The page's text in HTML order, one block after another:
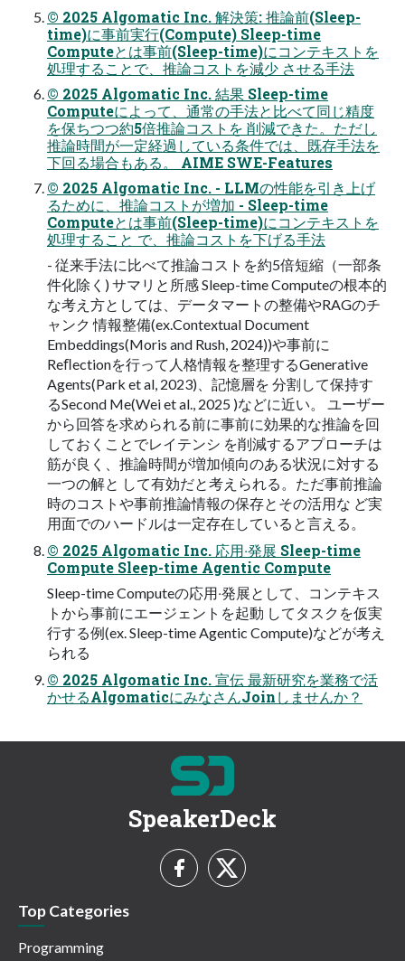
© 2025 Algomatic Inc. 解決策: 推論前(Sleep-
time)に事前実⾏(Compute) Sleep-time
Computeとは事前(Sleep-time)にコンテキストを
処理することで、推論コストを減少 させる⼿法
© 2025 Algomatic Inc. 結果 Sleep-time
Computeによって、通常の⼿法と⽐べて同じ精度
を保ちつつ約5倍推論コストを 削減できた。ただし
推論時間が⼀定経過している条件では、既存⼿法を
下回る場合もある。 AIME SWE-Features
© 2025 Algomatic Inc. - LLMの性能を引き上げ
るために、推論コストが増加 - Sleep-time
Computeとは事前(Sleep-time)にコンテキストを
処理すること で、推論コストを下げる⼿法
- 従来⼿法に⽐べて推論コストを約5倍短縮（⼀部条
件化除く) サマリと所感 Sleep-time Computeの根本的
な考え⽅としては、データマートの整備やRAGのチ
ャンク 情報整備(ex.Contextual Document
Embeddings(Moris and Rush, 2024))や事前に
Reﬂectionを⾏って⼈格情報を整理するGenerative
Agents(Park et al, 2023)、記憶層を 分割して保持す
るSecond Me(Wei et al., 2025 )などに近い。 ユーザー
から回答を求められる前に事前に効果的な推論を回
しておくことでレイテンシ を削減するアプローチは
筋が良く、推論時間が増加傾向のある状況に対する
⼀つの解と して有効だと考えられる。ただ事前推論
時のコストや事前推論情報の保存とその活⽤な ど実
⽤⾯でのハードルは⼀定存在していると⾔える。
© 2025 Algomatic Inc. 応⽤‧発展 Sleep-time
Compute Sleep-time Agentic Compute
Sleep-time Computeの応⽤‧発展として、コンテキス
トから事前にエージェントを起動 してタスクを仮実
⾏する例(ex. Sleep-time Agentic Compute)などが考え
られる
© 2025 Algomatic Inc. 宣伝 最新研究を業務で活
かせるAlgomaticにみなさんJoinしませんか？
SpeakerDeck
Top Categories
Programming